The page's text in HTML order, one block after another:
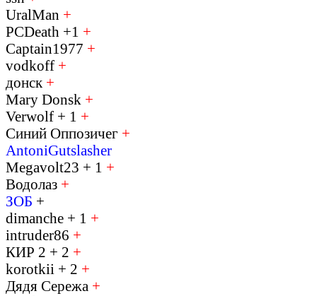
UralMan +
PCDeath +1 +
Captain1977 +
vodkoff +
донск +
Mary Donsk +
Verwolf + 1 +
Синий Оппозичег +
AntoniGutslasher
Megavolt23 + 1 +
Водолаз +
ЗОБ +
dimanche + 1 +
intruder86 +
КИР 2 + 2 +
korotkii + 2 +
Дядя Сережа +